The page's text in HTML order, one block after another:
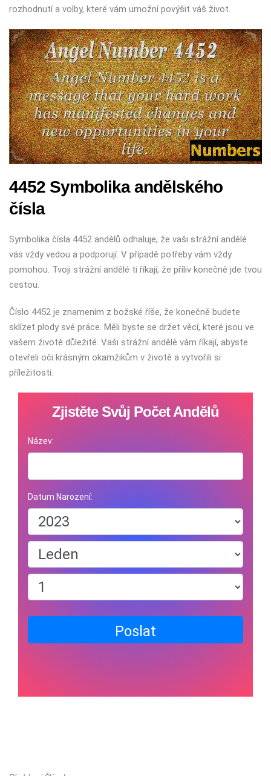
rozhodnutí a volby, které vám umožní povýšit váš život.
4452 Symbolika andělského
čísla
Symbolika čísla 4452 andělů odhaluje, že vaši strážní andělé
vás vždy vedou a podporují. V případě potřeby vám vždy
pomohou. Tvoji strážní andělé ti říkají, že příliv konečně jde tvou
cestou.
Číslo 4452 je znamením z božské říše, že konečně budete
sklízet plody své práce. Měli byste se držet věcí, které jsou ve
vašem životě důležité. Vaši strážní andělé vám říkají, abyste
otevřeli oči krásným okamžikům v životě a vytvořili si
příležitosti.
Zjistěte Svůj Počet Andělů
Název:
Datum Narození:
Poslat